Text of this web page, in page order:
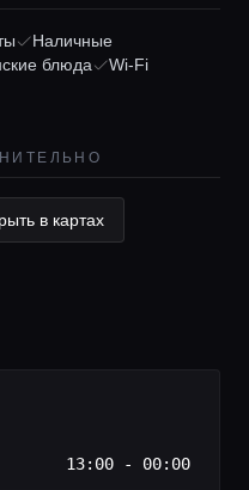
Наличные
блюда
Wi-Fi
в картах
13:00 - 00:00